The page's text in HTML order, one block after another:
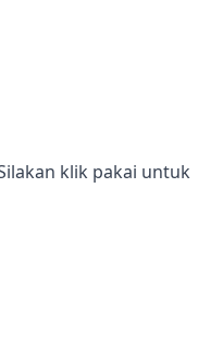
klik pakai untuk